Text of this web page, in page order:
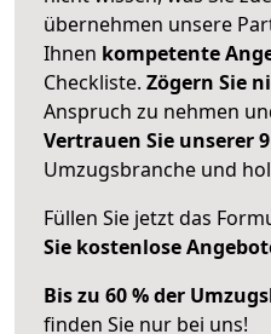
übernehmen unsere
Ihnen kompetente
Checkliste. Zögern Sie
Anspruch zu nehmen
Vertrauen Sie unserer
Umzugsbranche und
Füllen Sie jetzt das
Sie kostenlose
Bis zu 60 % der
finden Sie nur bei uns!